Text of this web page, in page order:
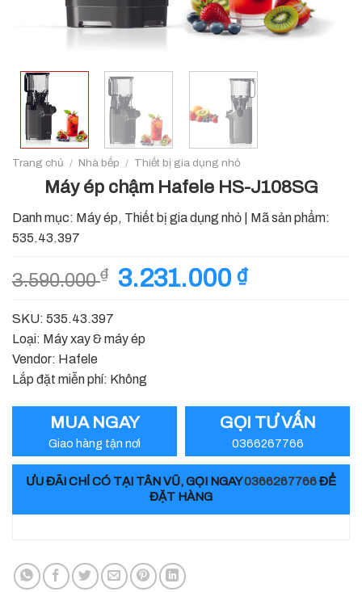
Trang chủ / Nhà bếp / Thiết bị gia dụng nhỏ
Máy ép chậm Hafele HS-J108SG
Danh mục: Máy ép, Thiết bị gia dụng nhỏ
Mã sản phẩm:
535.43.397
3.590.000₫
Giá
3.590.000 ₫.
3.231.000 ₫Giá
SKU: 535.43.397
Loại: Máy xay & máy ép
Vendor: Hafele
Lắp đặt miễn phí: Không
MUA NGAY
Giao hàng tận nơi
GỌI TƯ VẤN
0366267766
ƯU ĐÃI CHỈ CÓ TẠI TÂN VŨ, GỌI NGAY0366267766ĐỂ
ĐẶT HÀNG